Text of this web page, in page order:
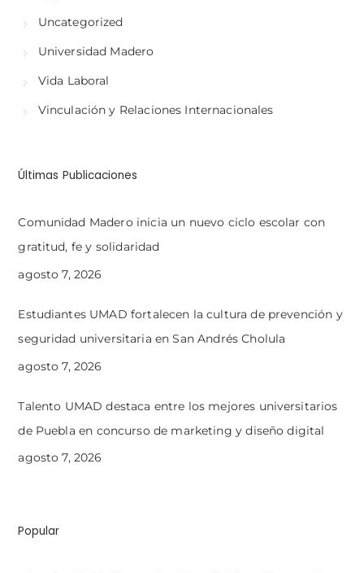
Uncategorized
Universidad Madero
Vida Laboral
Vinculación y Relaciones Internacionales
Últimas Publicaciones
Comunidad Madero inicia un nuevo ciclo escolar con
gratitud, fe y solidaridad
agosto 7, 2026
Estudiantes UMAD fortalecen la cultura de prevención y
seguridad universitaria en San Andrés Cholula
agosto 7, 2026
Talento UMAD destaca entre los mejores universitarios
de Puebla en concurso de marketing y diseño digital
agosto 7, 2026
Popular